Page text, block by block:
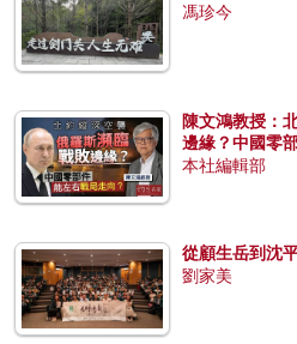
馮珍今
陳文鴻教授：
邊緣？中國零
本社編輯部
從顧生岳到沈
劉家美